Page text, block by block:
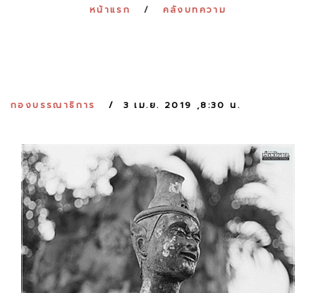
หน้าแรก คลังบทความ
กองบรรณาธิการ 3 เม.ย. 2019 ,8:30 น.